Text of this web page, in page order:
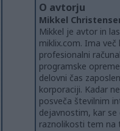
O avtorju
Mikkel
Mikkel je avtor in
miklix.com. Ima
profesionalni
programske
delovni čas
korporaciji. Kadar
posveča številnim
dejavnostim, kar
raznolikosti tem na